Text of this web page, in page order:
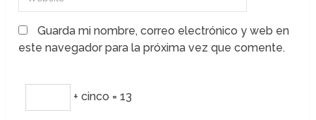
Guarda mi nombre, correo electrónico y web en
este navegador para la próxima vez que comente.
+ cinco = 13